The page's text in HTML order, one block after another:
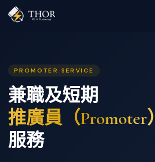
PROMOTER SERVICE
兼職及短期
推廣員（Promoter）
服務